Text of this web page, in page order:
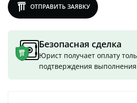
lawly ОТПРАВИТЬ ЗАЯВКУ
Безопасная сделка
Юрист получает оплату
подтверждения выполнения